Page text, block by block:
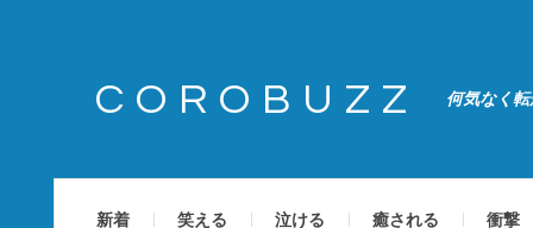
COROBUZZ 何気なく
新着 笑える 泣ける 癒される 衝撃